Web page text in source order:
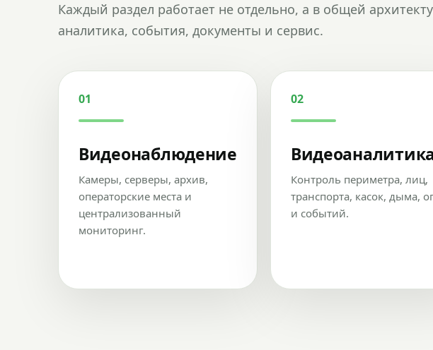
Каждый раздел работает не отдельно, а в общей
аналитика, события, документы и сервис.
01
Видеонаблюдение
Камеры, серверы, архив,
операторские места и
централизованный
мониторинг.
02
Контроль периметра, лиц,
транспорта, касок, дыма,
и событий.